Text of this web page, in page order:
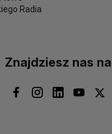
Radia
Znajdziesz nas na